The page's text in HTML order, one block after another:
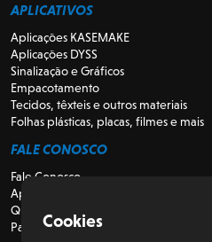
APLICATIVOS
Aplicações KASEMAKE
Aplicações DYSS
Sinalização e Gráficos
Empacotamento
Tecidos, têxteis e outros materiais
Folhas plásticas, placas, filmes e mais
FALE CONOSCO
Fale Conosco
Apoio
Quem somos
Para Revendedores
Cookies